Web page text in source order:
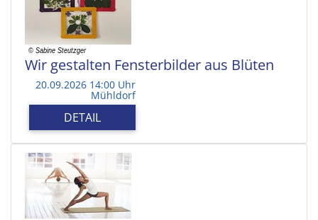
Wir gestalten Fensterbilder aus Blüten
20.09.2026 14:00 Uhr
Mühldorf
DETAIL